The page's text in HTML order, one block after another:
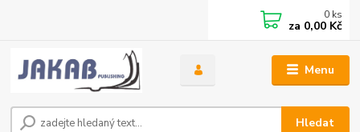
Menu
Hledat
0 ks
za 0,00 Kč